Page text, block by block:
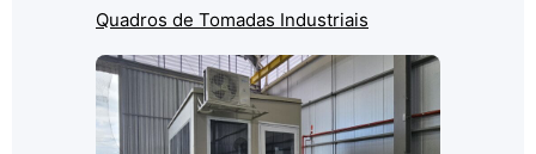
Quadros de Tomadas Industriais